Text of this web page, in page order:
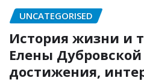
UNCATEGORISED
История жизни и
Елены
достижения,